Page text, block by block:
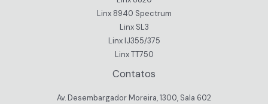
Linx 8940 Spectrum
Linx SL3
Linx IJ355/375
Linx TT750
Contatos
Av. Desembargador Moreira, 1300, Sala 602